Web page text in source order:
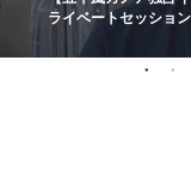
ライベートセッション